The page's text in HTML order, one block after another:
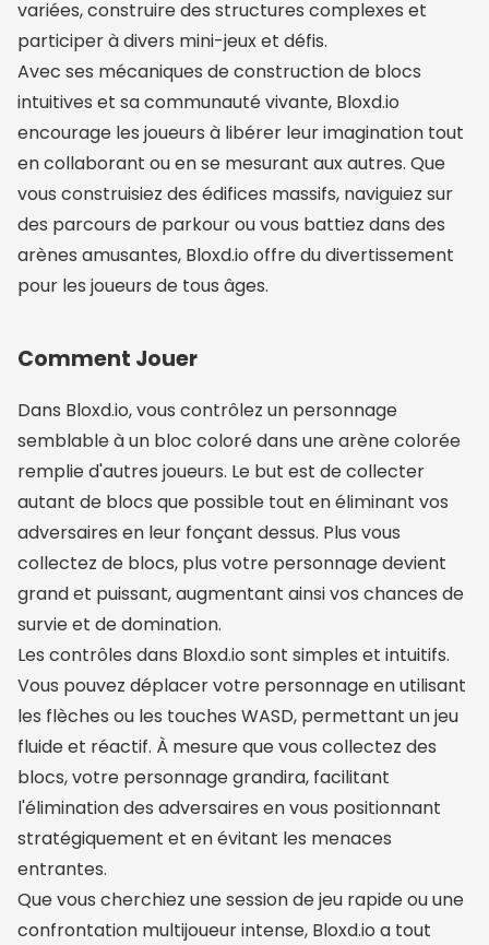
variées, construire des structures complexes et
participer à divers mini-jeux et défis.
Avec ses mécaniques de construction de blocs
intuitives et sa communauté vivante, Bloxd.io
encourage les joueurs à libérer leur imagination tout
en collaborant ou en se mesurant aux autres. Que
vous construisiez des édifices massifs, naviguiez sur
des parcours de parkour ou vous battiez dans des
arènes amusantes, Bloxd.io offre du divertissement
pour les joueurs de tous âges.
Comment Jouer
Dans Bloxd.io, vous contrôlez un personnage
semblable à un bloc coloré dans une arène colorée
remplie d'autres joueurs. Le but est de collecter
autant de blocs que possible tout en éliminant vos
adversaires en leur fonçant dessus. Plus vous
collectez de blocs, plus votre personnage devient
grand et puissant, augmentant ainsi vos chances de
survie et de domination.
Les contrôles dans Bloxd.io sont simples et intuitifs.
Vous pouvez déplacer votre personnage en utilisant
les flèches ou les touches WASD, permettant un jeu
fluide et réactif. À mesure que vous collectez des
blocs, votre personnage grandira, facilitant
l'élimination des adversaires en vous positionnant
stratégiquement et en évitant les menaces
entrantes.
Que vous cherchiez une session de jeu rapide ou une
confrontation multijoueur intense, Bloxd.io a tout